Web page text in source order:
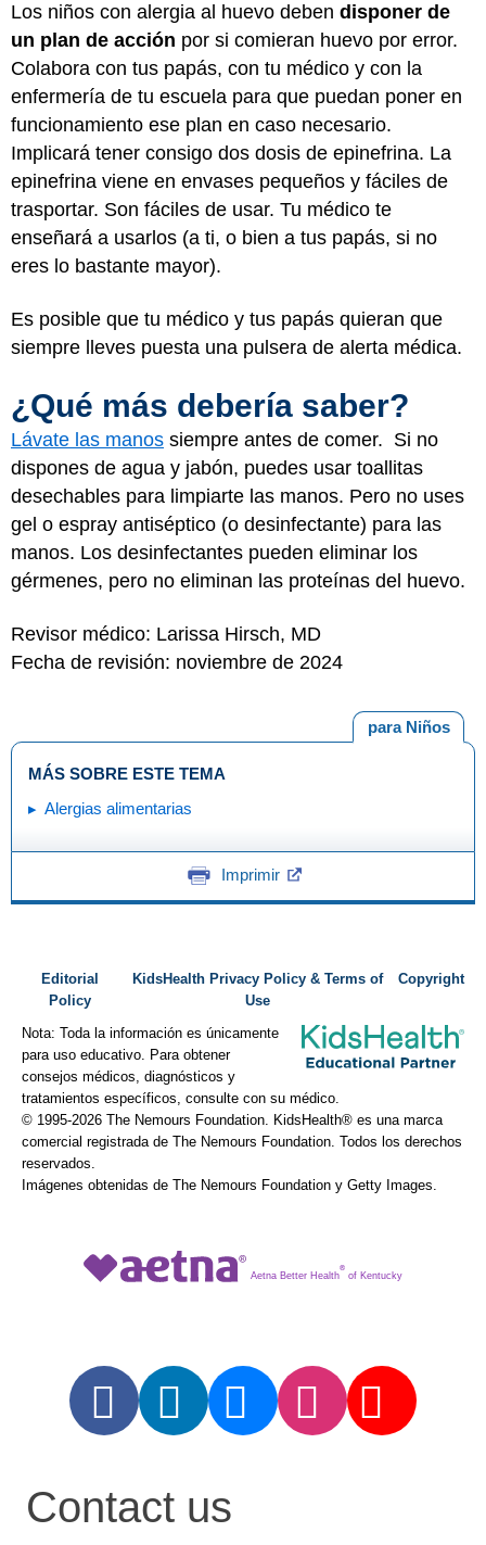
Los niños con alergia al huevo deben disponer de
un plan de acción por si comieran huevo por error.
Colabora con tus papás, con tu médico y con la
enfermería de tu escuela para que puedan poner en
funcionamiento ese plan en caso necesario.
Implicará tener consigo dos dosis de epinefrina. La
epinefrina viene en envases pequeños y fáciles de
trasportar. Son fáciles de usar. Tu médico te
enseñará a usarlos (a ti, o bien a tus papás, si no
eres lo bastante mayor).
Es posible que tu médico y tus papás quieran que
siempre lleves puesta una pulsera de alerta médica.
¿Qué más debería saber?
Lávate las manos siempre antes de comer. Si no
dispones de agua y jabón, puedes usar toallitas
desechables para limpiarte las manos. Pero no uses
gel o espray antiséptico (o desinfectante) para las
manos. Los desinfectantes pueden eliminar los
gérmenes, pero no eliminan las proteínas del huevo.
Revisor médico: Larissa Hirsch, MD
Fecha de revisión: noviembre de 2024
para Niños
MÁS SOBRE ESTE TEMA
Alergias alimentarias
Imprimir
Editorial
Policy
KidsHealth Privacy Policy & Terms of
Use
Copyright
Nota: Toda la información es únicamente
para uso educativo. Para obtener
consejos médicos, diagnósticos y
tratamientos específicos, consulte con su médico.
© 1995-2026 The Nemours Foundation. KidsHealth® es una marca
comercial registrada de The Nemours Foundation. Todos los derechos
reservados.
Imágenes obtenidas de The Nemours Foundation y Getty Images.
Aetna Better Health
®
of Kentucky
Contact us